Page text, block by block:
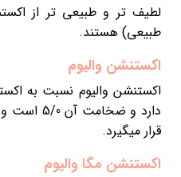
لطیف تر و طبیعی تر از
طبیعی) هستند.
اکستنشن والیوم
اکستنشن والیوم نسبت به
دارد و
قرار میگیرد.
اکستنشن مگا والیوم